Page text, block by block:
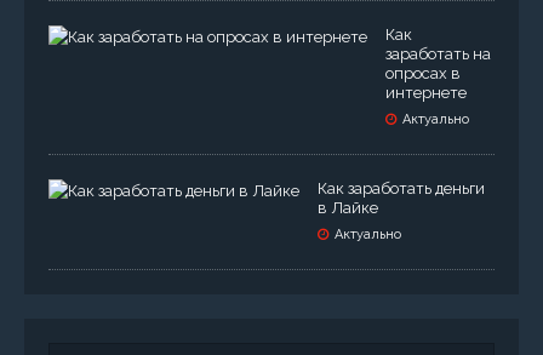
Как
заработать на
опросах в
интернете
Актуально
Как заработать деньги
в Лайке
Актуально